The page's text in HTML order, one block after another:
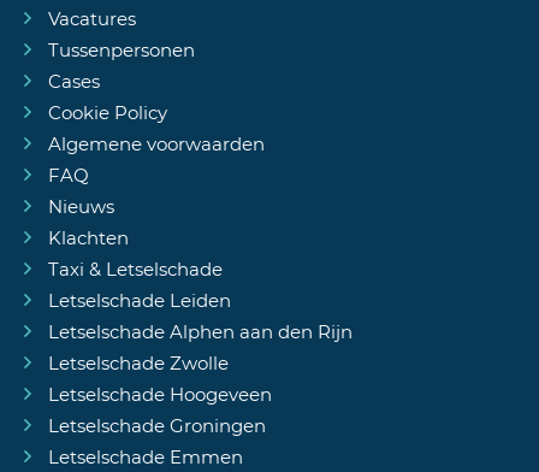
Vacatures
Tussenpersonen
Cases
Cookie Policy
Algemene voorwaarden
FAQ
Nieuws
Klachten
Taxi & Letselschade
Letselschade Leiden
Letselschade Alphen aan den Rijn
Letselschade Zwolle
Letselschade Hoogeveen
Letselschade Groningen
Letselschade Emmen